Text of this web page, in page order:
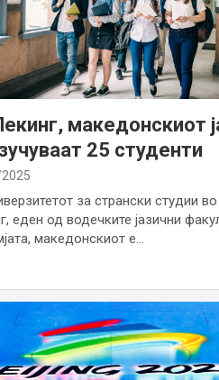
македонскиот
25 студенти
за странски студии во
еден од водечките јазични
македонскиот е…